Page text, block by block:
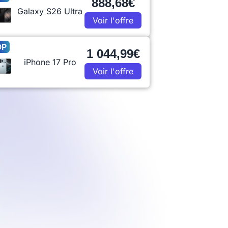
Galaxy S26 Ultra
888,68€
Voir l'offre
iPhone 17 Pro
1 044,99€
Voir l'offre